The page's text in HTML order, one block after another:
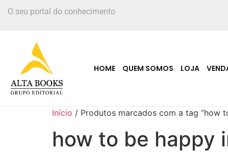
O seu portal do conhecimento
HOME QUEM SOMOS LOJA
Início / Produtos marcados com a tag “how
how to be happy